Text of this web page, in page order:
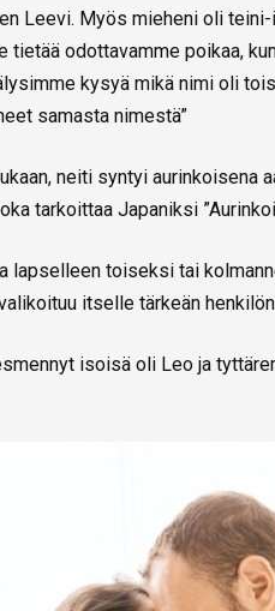
Leevi. Myös mieheni oli
tietää odottavamme poikaa,
kysyä mikä nimi oli
samasta nimestä”
neiti syntyi aurinkoisena
tarkoittaa Japaniksi
lapselleen toiseksi tai
itselle tärkeän henkilön
isoisä oli Leo ja